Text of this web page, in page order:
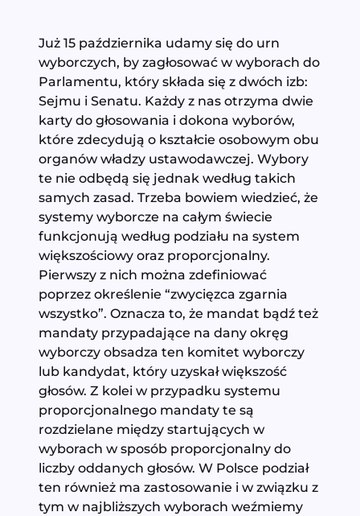
Już 15 października udamy się do urn
wyborczych, by zagłosować w wyborach do
Parlamentu, który składa się z dwóch izb:
Sejmu i Senatu. Każdy z nas otrzyma dwie
karty do głosowania i dokona wyborów,
które zdecydują o kształcie osobowym obu
organów władzy ustawodawczej. Wybory
te nie odbędą się jednak według takich
samych zasad. Trzeba bowiem wiedzieć, że
systemy wyborcze na całym świecie
funkcjonują według podziału na system
większościowy oraz proporcjonalny.
Pierwszy z nich można zdefiniować
poprzez określenie “zwycięzca zgarnia
wszystko”. Oznacza to, że mandat bądź też
mandaty przypadające na dany okręg
wyborczy obsadza ten komitet wyborczy
lub kandydat, który uzyskał większość
głosów. Z kolei w przypadku systemu
proporcjonalnego mandaty te są
rozdzielane między startujących w
wyborach w sposób proporcjonalny do
liczby oddanych głosów. W Polsce podział
ten również ma zastosowanie i w związku z
tym w najbliższych wyborach weźmiemy